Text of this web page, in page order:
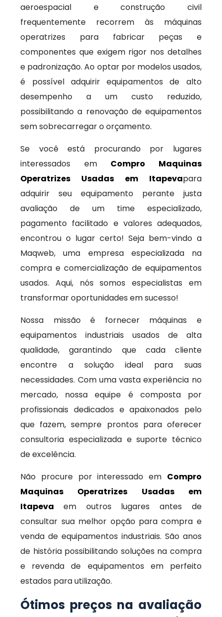
aeroespacial e construção civil
frequentemente recorrem às máquinas
operatrizes para fabricar peças e
componentes que exigem rigor nos detalhes
e padronização. Ao optar por modelos usados,
é possível adquirir equipamentos de alto
desempenho a um custo reduzido,
possibilitando a renovação de equipamentos
sem sobrecarregar o orçamento.
Se você está procurando por lugares
interessados em Compro Maquinas
Operatrizes Usadas em Itapevapara
adquirir seu equipamento perante justa
avaliação de um time especializado,
pagamento facilitado e valores adequados,
encontrou o lugar certo! Seja bem-vindo a
Maqweb, uma empresa especializada na
compra e comercialização de equipamentos
usados. Aqui, nós somos especialistas em
transformar oportunidades em sucesso!
Nossa missão é fornecer máquinas e
equipamentos industriais usados de alta
qualidade, garantindo que cada cliente
encontre a solução ideal para suas
necessidades. Com uma vasta experiência no
mercado, nossa equipe é composta por
profissionais dedicados e apaixonados pelo
que fazem, sempre prontos para oferecer
consultoria especializada e suporte técnico
de excelência.
Não procure por interessado em Compro
Maquinas Operatrizes Usadas em
Itapeva em outros lugares antes de
consultar sua melhor opção para compra e
venda de equipamentos industriais. São anos
de história possibilitando soluções na compra
e revenda de equipamentos em perfeito
estados para utilização.
Ótimos preços na avaliação